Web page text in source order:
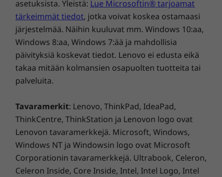
Mukautettava ja
ympäristöystävälline
n
Tuotteen teknisten tietojen viite:Mallit, tekniset tiedot,
dokumentaatio, yhteensopivuus (englanniksi)
asetuksista. Yleistä: Lue Microsoftin® tarjoamat
tärkeimmät tiedot, jotka voivat koskea ostamaasi
järjestelmää. Näihin kuuluvat mm. Windows 10:aa,
Windows 8:aa, Windows 7:ää ja mahdollisia
päivityksiä koskevat tiedot. Lenovo ei edusta eikä
takaa mitään kolmansien osapuolten tuotteita tai
palveluita.
Tavaramerkit: Lenovo, ThinkPad, IdeaPad,
ThinkCentre, ThinkStation ja Lenovon logo ovat
Lenovon tavaramerkkejä. Microsoft, Windows,
Windows NT ja Windowsin logo ovat Microsoft
Corporationin tavaramerkkejä. Ultrabook, Celeron,
Celeron Inside, Core Inside, Intel, Intel Logo, Intel